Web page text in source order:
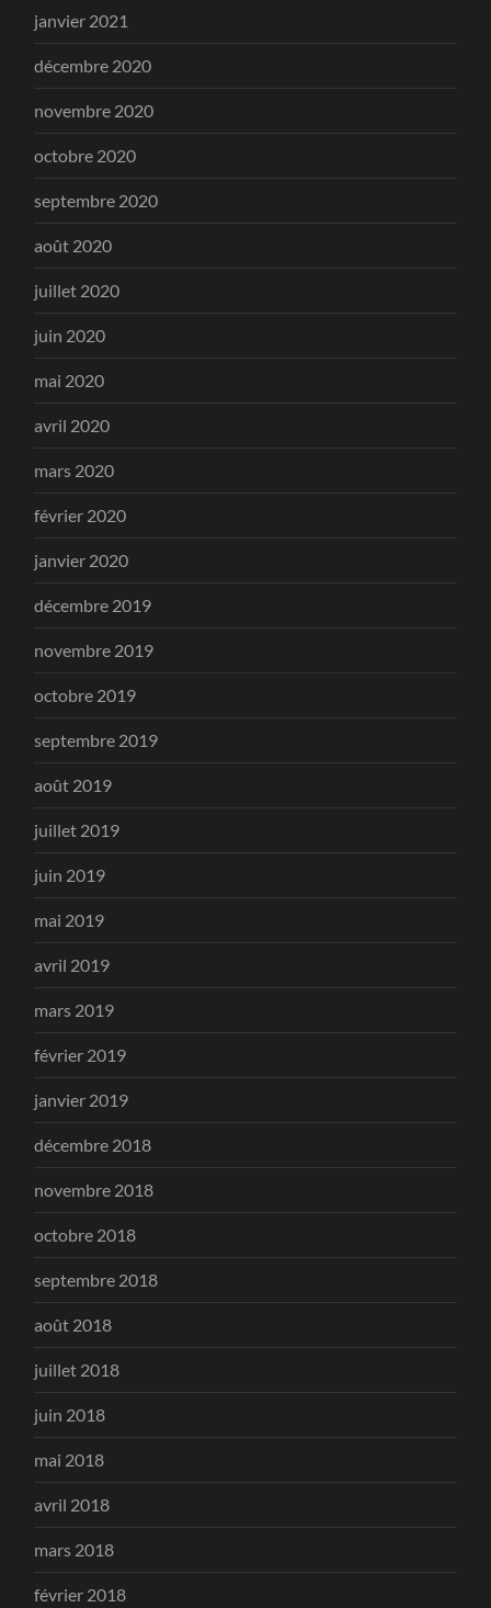
janvier 2021
décembre 2020
novembre 2020
octobre 2020
septembre 2020
août 2020
juillet 2020
juin 2020
mai 2020
avril 2020
mars 2020
février 2020
janvier 2020
décembre 2019
novembre 2019
octobre 2019
septembre 2019
août 2019
juillet 2019
juin 2019
mai 2019
avril 2019
mars 2019
février 2019
janvier 2019
décembre 2018
novembre 2018
octobre 2018
septembre 2018
août 2018
juillet 2018
juin 2018
mai 2018
avril 2018
mars 2018
février 2018